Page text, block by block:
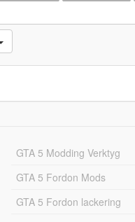
GTA 5 Modding Verktyg
GTA 5 Fordon Mods
GTA 5 Fordon lackering